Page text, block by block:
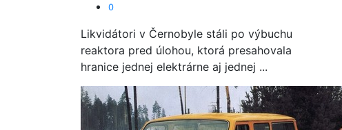
0
Likvidátori v Černobyle stáli po výbuchu
reaktora pred úlohou, ktorá presahovala
hranice jednej elektrárne aj jednej ...